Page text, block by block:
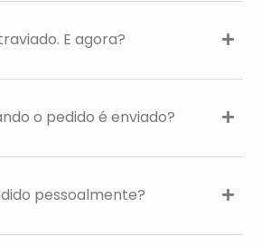
E agora?
o pedido é enviado?
pessoalmente?